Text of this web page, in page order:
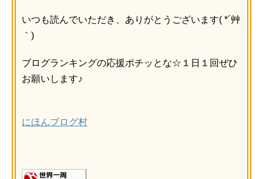
いつも読んでいただき、ありがとうございます( *´艸
｀)
ブログランキングの応援ポチッとな☆１日１回ぜひ
お願いします♪
にほんブログ村